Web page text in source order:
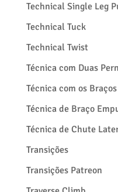
Technical Single Leg
Technical Tuck
Technical Twist
Técnica com Duas
Técnica com os
Técnica de Braço
Técnica de Chute
Transições
Transições Patreon